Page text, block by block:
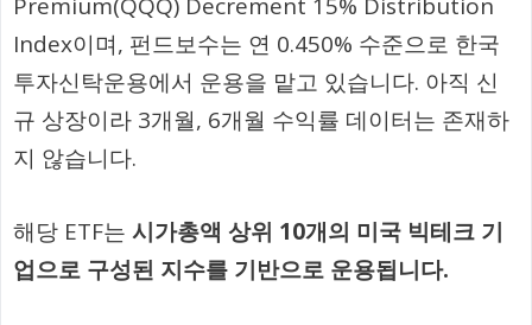
Index이며, 펀드보수는 연 0.450% 수준으로 한국
투자신탁운용에서 운용을 맡고 있습니다. 아직 신
규 상장이라 3개월, 6개월 수익률 데이터는 존재하
지 않습니다.
해당 ETF는 시가총액 상위 10개의 미국 빅테크 기
업으로 구성된 지수를 기반으로 운용됩니다.